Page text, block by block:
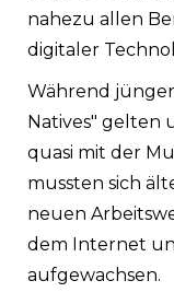
nahezu allen
digitaler
Während
Natives" gelten
quasi mit der
mussten sich
neuen
dem Internet
aufgewachsen.